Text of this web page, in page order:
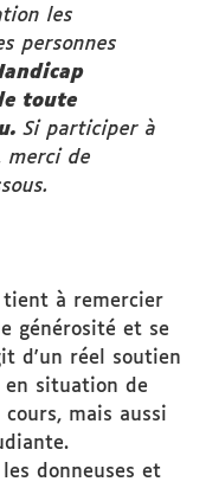
les
personnes
toute
Si participer à
merci de
tient à remercier
générosité et se
d'un réel soutien
situation de
mais aussi
donneuses et